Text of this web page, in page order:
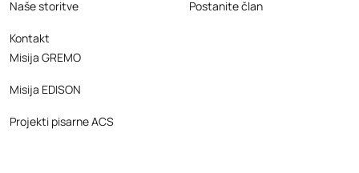
Naše storitve
Kontakt
Postanite član
Misija GREMO
Misija EDISON
Projekti pisarne ACS